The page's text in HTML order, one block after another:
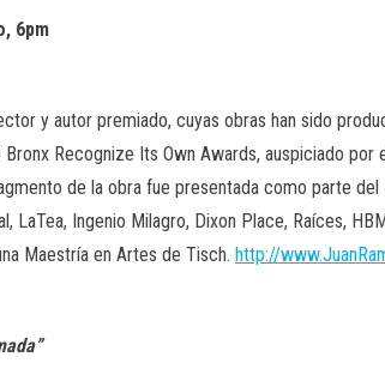
6pm
y autor premiado, cuyas obras han sido
Recognize Its Own Awards, auspiciado
de la obra fue presentada como parte del
LaTea, Ingenio Milagro, Dixon Place, Raíces,
Maestría en Artes de Tisch. http://